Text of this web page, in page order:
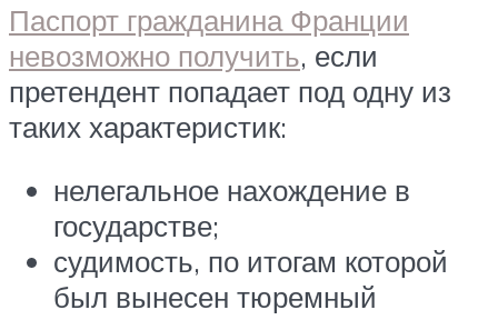
Паспорт гражданина Франции
невозможно получить, если
претендент попадает под одну из
таких характеристик:
нелегальное нахождение в
государстве;
судимость, по итогам которой
был вынесен тюремный